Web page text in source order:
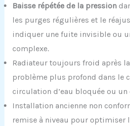
Baisse répétée de la pression
les purges régulières et le
indiquer une fuite invisible ou
complexe.
Radiateur toujours froid après
problème plus profond dans le
circulation d’eau bloquée ou un
Installation ancienne non
remise à niveau pour optimiser